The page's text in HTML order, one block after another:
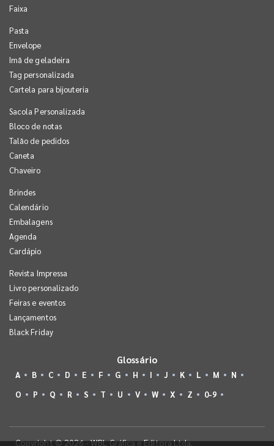
Faixa
Pasta
Envelope
Imã de geladeira
Tag personalizada
Cartela para bijouteria
Sacola Personalizada
Bloco de notas
Talão de pedidos
Caneta
Chaveiro
Brindes
Calendário
Embalagens
Agenda
Cardápio
Revista Impressa
Livro personalizado
Feiras e eventos
Lançamentos
Black Friday
Glossário
A B C D E F G H I J K L M
N
O
P Q R S T U V W X Z 0-9
Copyright © 2026 - WBL Gráfica e Editora Ltda.